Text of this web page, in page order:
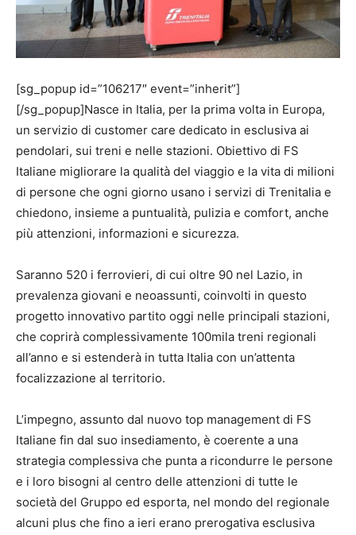
[sg_popup id=”106217″ event=”inherit”]
[/sg_popup]Nasce in Italia, per la prima volta in Europa,
un servizio di customer care dedicato in esclusiva ai
pendolari, sui treni e nelle stazioni. Obiettivo di FS
Italiane migliorare la qualità del viaggio e la vita di milioni
di persone che ogni giorno usano i servizi di Trenitalia e
chiedono, insieme a puntualità, pulizia e comfort, anche
più attenzioni, informazioni e sicurezza.
Saranno 520 i ferrovieri, di cui oltre 90 nel Lazio, in
prevalenza giovani e neoassunti, coinvolti in questo
progetto innovativo partito oggi nelle principali stazioni,
che coprirà complessivamente 100mila treni regionali
all’anno e si estenderà in tutta Italia con un’attenta
focalizzazione al territorio.
L’impegno, assunto dal nuovo top management di FS
Italiane fin dal suo insediamento, è coerente a una
strategia complessiva che punta a ricondurre le persone
e i loro bisogni al centro delle attenzioni di tutte le
società del Gruppo ed esporta, nel mondo del regionale
alcuni plus che fino a ieri erano prerogativa esclusiva